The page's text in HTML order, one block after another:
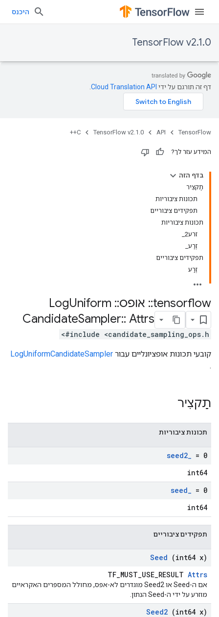
היכנס
TensorFlow v2.1.0
דף זה תורגם על ידי Cloud Translation API
TensorFlow
API
TensorFlow v2.1.0
C++
המידע עזר לך?
בדף הזה
תַקצִיר
תכונות ציבוריות
תפקידים ציבוריים
תכונות ציבוריות
זרע2_
זֶרַע_
תפקידים ציבוריים
זֶרַע
tensorflow
:: אופס::
Uniform
CandidateSampler:: Attrs
#include <candidate_sampling_ops.h>
קובעי תכונות אופציונליים עבור LogUniformCandidateSampler
.
תַקצִיר
תכונות ציבוריות
seed2_ = 0
int64
seed_ = 0
int64
תפקידים ציבוריים
Seed (int64 x)
TF_MUST_USE_RESULT Attrs
אם ה-Seed או Seed2 מוגדרים לא-אפס, מחולל המספרים האקראיים
מוזרע על ידי ה-Seed הנתון.
Seed2 (int64 x)